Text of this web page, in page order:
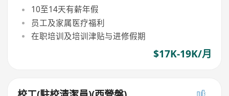
10至14天有薪年假
员工及家属医疗福利
在职培训及培训津贴与进修假期
$17K-19K/月